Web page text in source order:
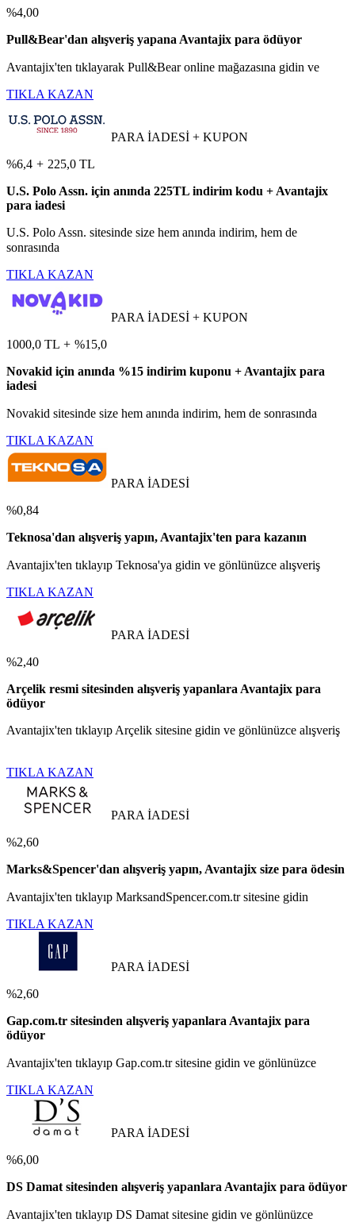
%4,00
Pull&Bear'dan alışveriş yapana Avantajix para ödüyor
Avantajix'ten tıklayarak Pull&Bear online mağazasına gidin ve
TIKLA KAZAN
PARA İADESİ + KUPON
%6,4 + 225,0 TL
U.S. Polo Assn. için anında 225TL indirim kodu + Avantajix
para iadesi
U.S. Polo Assn. sitesinde size hem anında indirim, hem de
sonrasında
TIKLA KAZAN
PARA İADESİ + KUPON
1000,0 TL + %15,0
Novakid için anında %15 indirim kuponu + Avantajix para
iadesi
Novakid sitesinde size hem anında indirim, hem de sonrasında
TIKLA KAZAN
PARA İADESİ
%0,84
Teknosa'dan alışveriş yapın, Avantajix'ten para kazanın
Avantajix'ten tıklayıp Teknosa'ya gidin ve gönlünüzce alışveriş
TIKLA KAZAN
PARA İADESİ
%2,40
Arçelik resmi sitesinden alışveriş yapanlara Avantajix para
ödüyor
Avantajix'ten tıklayıp Arçelik sitesine gidin ve gönlünüzce alışveriş
TIKLA KAZAN
PARA İADESİ
%2,60
Marks&Spencer'dan alışveriş yapın, Avantajix size para ödesin
Avantajix'ten tıklayıp MarksandSpencer.com.tr sitesine gidin
TIKLA KAZAN
PARA İADESİ
%2,60
Gap.com.tr sitesinden alışveriş yapanlara Avantajix para
ödüyor
Avantajix'ten tıklayıp Gap.com.tr sitesine gidin ve gönlünüzce
TIKLA KAZAN
PARA İADESİ
%6,00
DS Damat sitesinden alışveriş yapanlara Avantajix para ödüyor
Avantajix'ten tıklayıp DS Damat sitesine gidin ve gönlünüzce